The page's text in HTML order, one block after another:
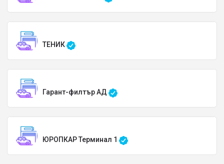
ТЕНИК
Гарант-филтър АД
ЮРОПКАР Терминал 1